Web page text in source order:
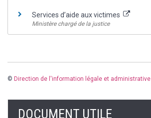
Services d’aide aux victimes
Ministère chargé de la justice
© Direction de l'information légale et administrative
DOCUMENT UTILE